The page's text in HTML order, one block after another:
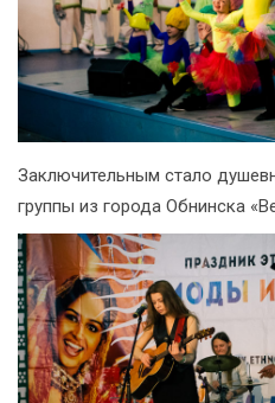
Заключительным стало
группы из города Обнинска